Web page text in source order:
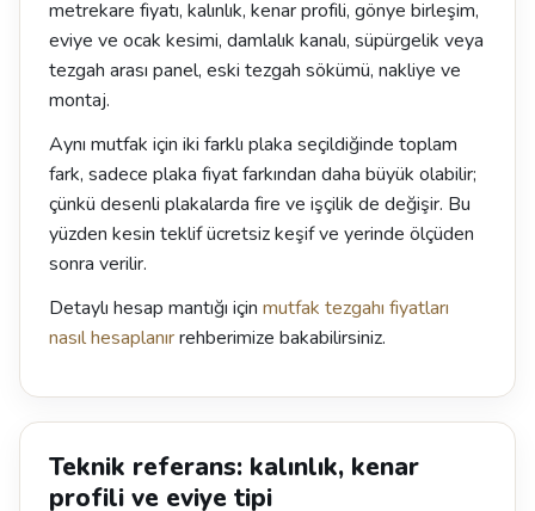
metrekare fiyatı, kalınlık, kenar profili, gönye birleşim,
eviye ve ocak kesimi, damlalık kanalı, süpürgelik veya
tezgah arası panel, eski tezgah sökümü, nakliye ve
montaj.
Aynı mutfak için iki farklı plaka seçildiğinde toplam
fark, sadece plaka fiyat farkından daha büyük olabilir;
çünkü desenli plakalarda fire ve işçilik de değişir. Bu
yüzden kesin teklif ücretsiz keşif ve yerinde ölçüden
sonra verilir.
Detaylı hesap mantığı için mutfak tezgahı fiyatları
nasıl hesaplanırrehberimize bakabilirsiniz.
Teknik referans: kalınlık, kenar
profili ve eviye tipi